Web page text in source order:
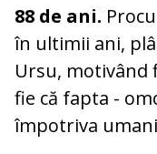
88 de ani.
în ultimii ani,
Ursu, motivând
fie că fapta -
împotriva